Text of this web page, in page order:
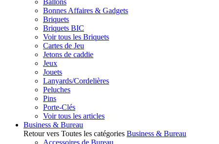
Ballons
Bonnes Affaires & Gadgets
Briquets
Briquets BIC
Voir tous les Briquets
Cartes de Jeu
Jetons de caddie
Jeux
Jouets
Lanyards/Cordelières
Peluches
Pins
Porte-Clés
Voir tous les articles
Business & Bureau
Retour vers Toutes les catégories Business & Bureau
Accessoires de Bureau